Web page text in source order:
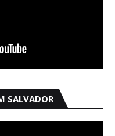
SALVADOR